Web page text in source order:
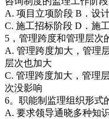
A. 项目立项阶段 B．设
C. 施工招标阶段 D．施
5，管理跨度和管理层次
A. 管理跨度加大，管理
层次也加大
C. 管理跨度加大，管理
次没影响
6。职能制监理组织形式
A. 要求领导通晓多种知